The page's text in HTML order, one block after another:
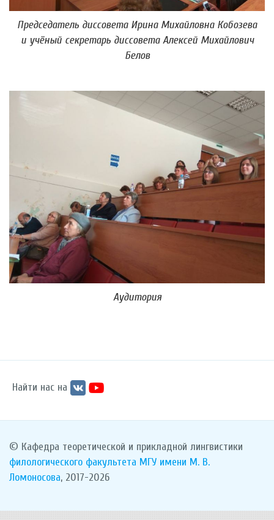
Председатель диссовета Ирина Михайловна Кобозева
и учёный секретарь диссовета Алексей Михайлович
Белов
Аудитория
Найти нас на
© Кафедра теоретической и прикладной лингвистики
филологического факультета МГУ имени М. В.
Ломоносова, 2017-2026